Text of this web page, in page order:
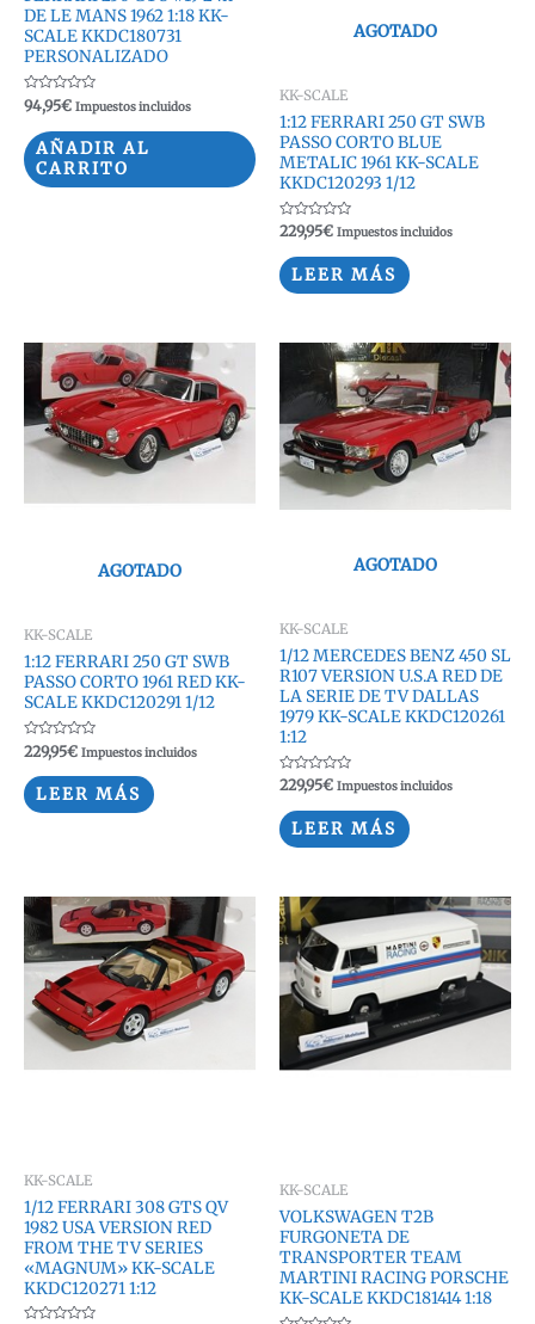
DE LE MANS 1962 1:18 KK-
SCALE KKDC180731
PERSONALIZADO
Valorado
con
de
5
94,95€ Impuestos incluidos
AÑADIR AL
CARRITO
AGOTADO
KK-SCALE
1:12 FERRARI 250 GT SWB
PASSO CORTO BLUE
METALIC 1961 KK-SCALE
KKDC120293 1/12
Valorado
con
de
5
229,95€ Impuestos incluidos
LEER MÁS
AGOTADO
KK-SCALE
1:12 FERRARI 250 GT SWB
PASSO CORTO 1961 RED KK-
SCALE KKDC120291 1/12
Valorado
con
de
5
229,95€ Impuestos incluidos
LEER MÁS
AGOTADO
KK-SCALE
1/12 MERCEDES BENZ 450 SL
R107 VERSION U.S.A RED DE
LA SERIE DE TV DALLAS
1979 KK-SCALE KKDC120261
1:12
Valorado
con
de
5
229,95€ Impuestos incluidos
LEER MÁS
KK-SCALE
1/12 FERRARI 308 GTS QV
1982 USA VERSION RED
FROM THE TV SERIES
«MAGNUM» KK-SCALE
KKDC120271 1:12
KK-SCALE
VOLKSWAGEN T2B
FURGONETA DE
TRANSPORTER TEAM
MARTINI RACING PORSCHE
KK-SCALE KKDC181414 1:18